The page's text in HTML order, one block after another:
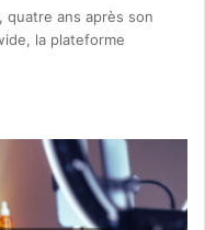
quatre ans après son
la plateforme